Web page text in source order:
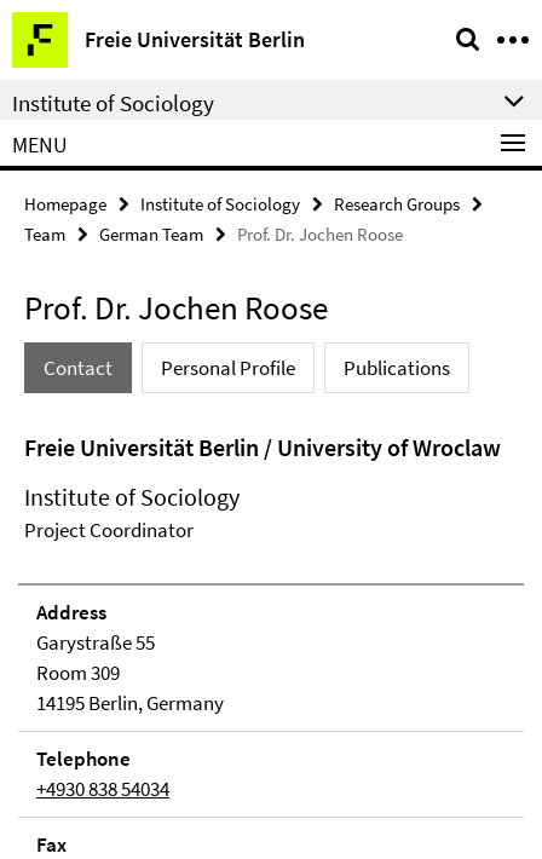
Springe
direkt
zu
Inhalt
Freie Universität Berlin
Service
Navigation
Institute of Sociology
MENU
Homepage Institute of Sociology
Research Groups
Team
German Team Prof. Dr. Jochen Roose
Prof. Dr. Jochen Roose
Contact Personal Profile Publications
Freie Universität Berlin / University of Wroclaw
Institute of Sociology
Project Coordinator
Address
Garystraße 55
Room 309
14195 Berlin, Germany
Telephone
+4930 838 54034
Fax